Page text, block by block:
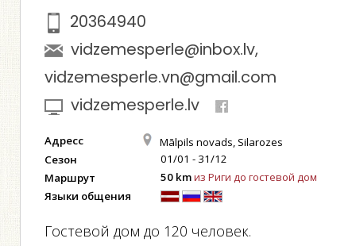
20364940
vidzemesperle@inbox.lv,
vidzemesperle.vn@gmail.com
vidzemesperle.lv
Адресс Mālpils novads, Silarozes
Сезон 01/01 - 31/12
Маршрут 50 kmиз Риги до гостевой дом
Языки общения
Гостевой дом до 120 человек.